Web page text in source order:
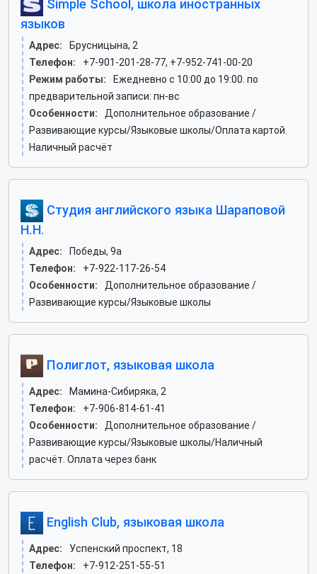
Simple School, школа иностранных
языков
Адрес:
Брусницына, 2
Телефон:
+7-901-201-28-77, +7-952-741-00-20
Режим работы:
Ежедневно с 10:00 до 19:00. по
предварительной записи: пн-вс
Особенности:
Дополнительное образование /
Развивающие курсы/Языковые школы/Оплата картой.
Наличный расчёт
Студия английского языка Шараповой
Н.Н.
Адрес:
Победы, 9а
Телефон:
+7-922-117-26-54
Особенности:
Дополнительное образование /
Развивающие курсы/Языковые школы
Полиглот, языковая школа
Адрес:
Мамина-Сибиряка, 2
Телефон:
+7-906-814-61-41
Особенности:
Дополнительное образование /
Развивающие курсы/Языковые школы/Наличный
расчёт. Оплата через банк
English Club, языковая школа
Адрес:
Успенский проспект, 18
Телефон:
+7-912-251-55-51